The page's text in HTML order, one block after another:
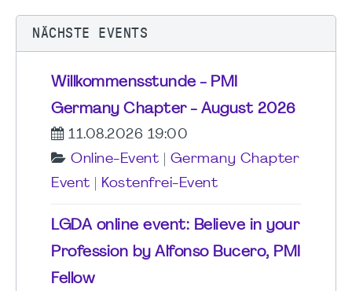
NÄCHSTE EVENTS
Willkommensstunde - PMI
Germany Chapter - August 2026
11.08.2026 19:00
Online-Event
Germany Chapter
Event
Kostenfrei-Event
LGDA online event: Believe in your
Profession by Alfonso Bucero, PMI
Fellow